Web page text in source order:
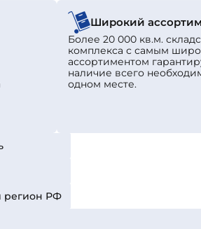
Широкий
Более 20 000 кв.м.
комплекса с самым
ассортиментом
наличие всего
одном месте.
регион РФ